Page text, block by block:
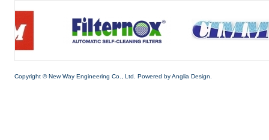
Copyright © New Way Engineering Co., Ltd. Powered byAnglia Design.